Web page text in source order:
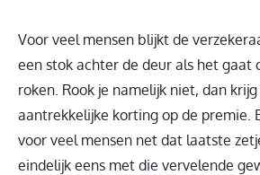
Voor veel mensen blijkt de
een stok achter de deur als het gaat
roken. Rook je namelijk niet, dan
aantrekkelijke korting op de premie.
voor veel mensen net dat laatste
eindelijk eens met die vervelende